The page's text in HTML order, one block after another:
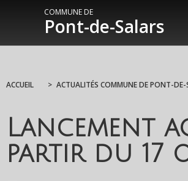
COMMUNE DE
Pont-de-Salars
ACCUEIL > ACTUALITÉS COMMUNE DE PONT-DE-
Lancement
partir du 17